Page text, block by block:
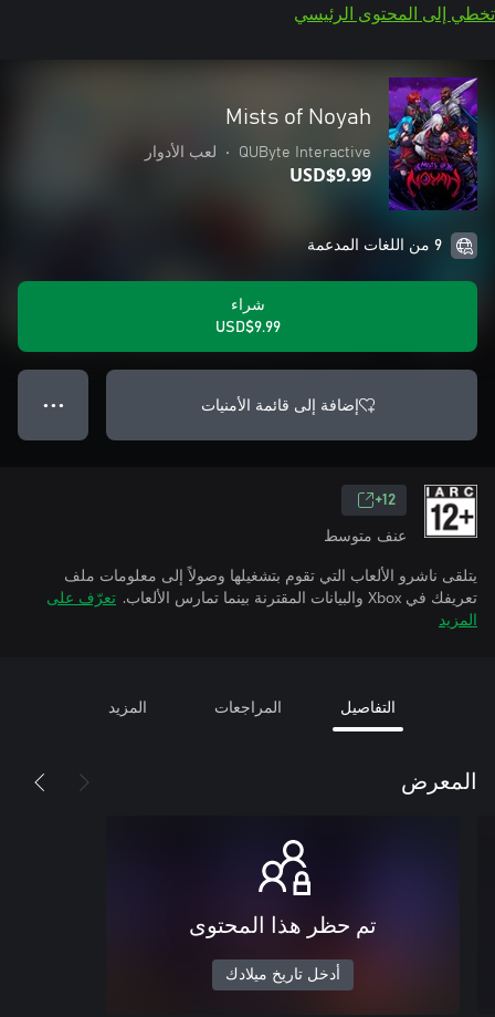
تخطي إلى المحتوى الرئيسي
Mists of Noyah
QUByte Interactive
• لعب الأدوار
USD$9.99
9 من اللغات المدعمة
شراء
USD$9.99
إضافة إلى قائمة الأمنيات ● ● ●
12+
عنف متوسط
يتلقى ناشرو الألعاب التي تقوم بتشغيلها وصولاً إلى معلومات ملف
تعريفك في Xbox والبيانات المقترنة بينما تمارس الألعاب.
تعرّف على
المزيد
التفاصيل المراجعات المزيد
المعرض
تم حظر هذا المحتوى
أدخل تاريخ ميلادك